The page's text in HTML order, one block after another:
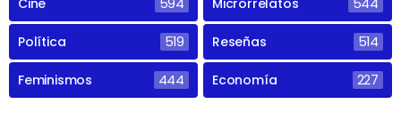
Cine 594 Microrrelatos 544
Política 519 Reseñas 514
Feminismos 444 Economía 227